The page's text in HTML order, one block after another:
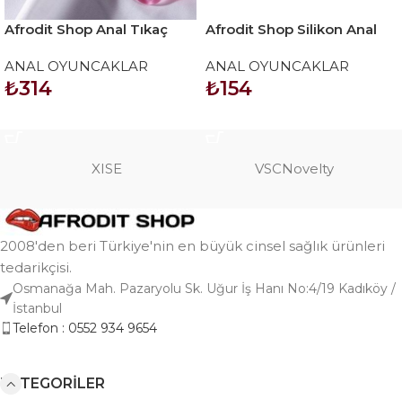
Afrodit Shop Anal Tıkaç
70*135MM 39 GR
ANAL OYUNCAKLAR
₺314
Afrodit Shop Silikon Anal
ANAL OYUNCAKLAR
₺154
XISE VSCNovelty
2008'den beri Türkiye'nin en büyük cinsel sağlık ürünleri
tedarikçisi.
Osmanağa Mah. Pazaryolu Sk. Uğur İş Hanı No:4/19 Kadıköy /
İstanbul
Telefon : 0552 934 9654
KATEGORILER